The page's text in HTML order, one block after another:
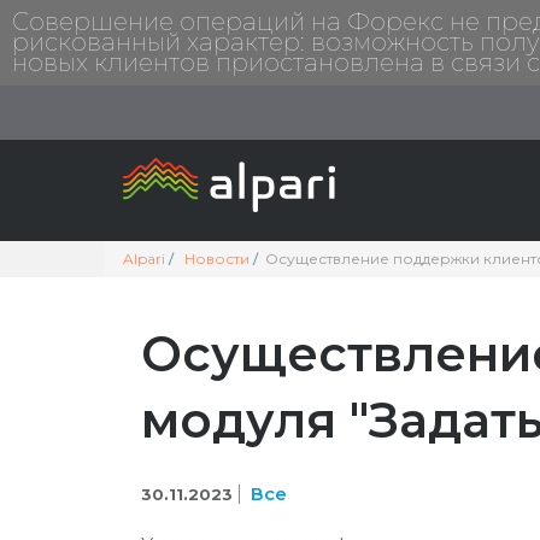
Совершение операций на Форекс не
рискованный характер: возможность
новых клиентов приостановлена в связи
Alpari Новости Осуществление поддержки
модуля
30.11.2023 Все